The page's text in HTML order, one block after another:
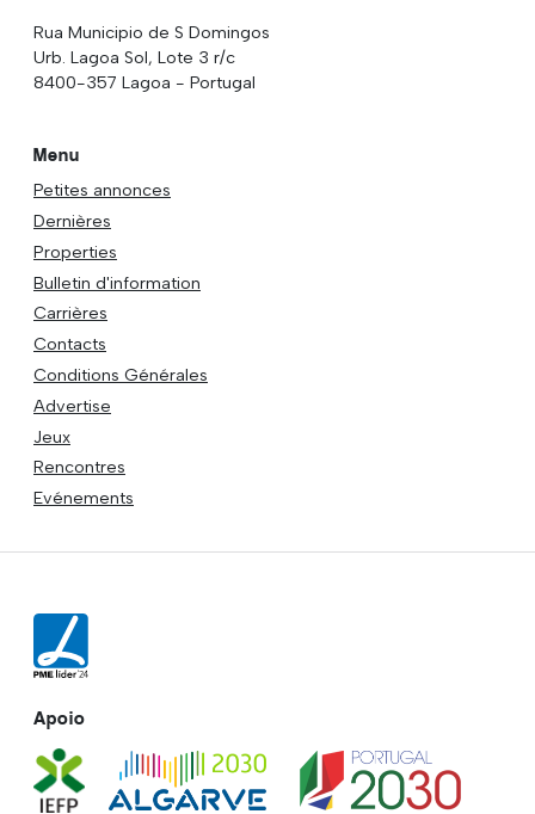
Rua Municipio de S Domingos
Urb. Lagoa Sol, Lote 3 r/c
8400-357 Lagoa - Portugal
Menu
Petites annonces
Dernières
Properties
Bulletin d'information
Carrières
Contacts
Conditions Générales
Advertise
Jeux
Rencontres
Evénements
Apoio